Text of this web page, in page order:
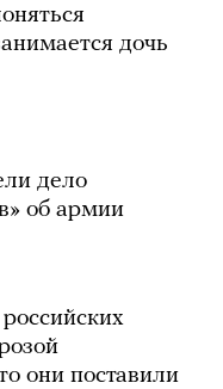
дочь
дело
об армии
они поставили